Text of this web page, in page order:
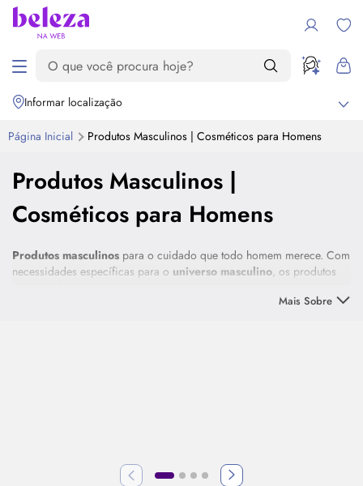
Informar localização
Página Inicial Produtos Masculinos | Cosméticos para Homens
Produtos Masculinos |
Cosméticos para Homens
Produtos masculinos para o cuidado que todo homem merece. Com
necessidades específicas para o universo masculino, os produtos
dos cabelos, modelam a barba com excelência e até mesmo auxiliam
Mais Sobre